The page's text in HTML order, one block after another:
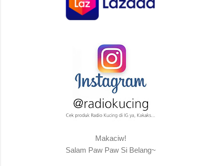
Makaciw!
Salam Paw Paw Si Belang~